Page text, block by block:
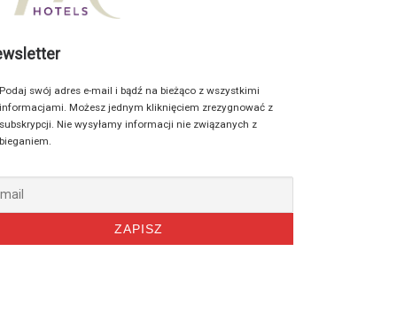
swój adres e-mail i bądź na bieżąco z wszystkimi
Możesz jednym kliknięciem zrezygnować z
Nie wysyłamy informacji nie związanych z